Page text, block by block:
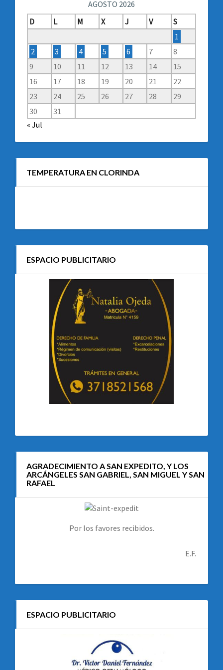
AGOSTO 2026
D
L M X J V
S
1
2
3 4 5 6 7
8
9
10 11 12 13 14
15
16
17 18 19 20 21
22
23
24 25 26 27 28
29
30
31
« Jul
TEMPERATURA EN CLORINDA
ESPACIO PUBLICITARIO
AGRADECIMIENTO A SAN EXPEDITO, Y LOS
ARCÁNGELES SAN GABRIEL, SAN MIGUEL Y SAN
RAFAEL
Por los favores recibidos.
E.F.
ESPACIO PUBLICITARIO